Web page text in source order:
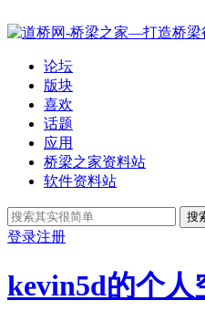
论坛
版块
喜欢
话题
应用
桥梁之家资料站
软件资料站
搜
登录注册
kevin5d的个人